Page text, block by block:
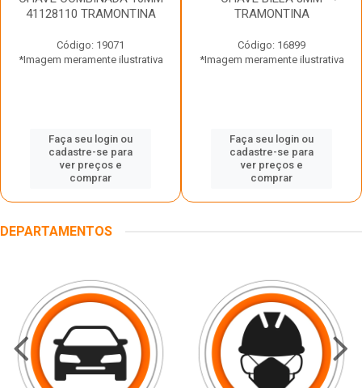
41128110 TRAMONTINA
Código: 19071
*Imagem meramente ilustrativa
Faça seu login ou
cadastre-se para
ver preços e
comprar
TRAMONTINA
Código: 16899
*Imagem meramente ilustrativa
Faça seu login ou
cadastre-se para
ver preços e
comprar
DEPARTAMENTOS